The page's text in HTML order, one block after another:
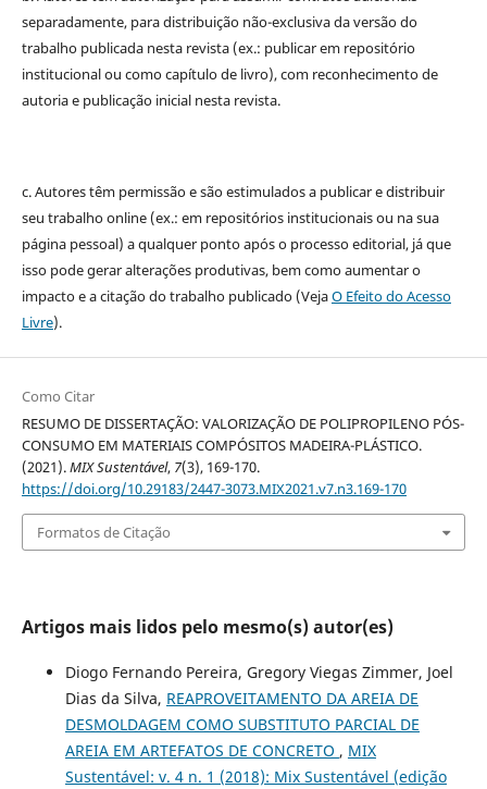
separadamente, para distribuição não-exclusiva da versão do
trabalho publicada nesta revista (ex.: publicar em repositório
institucional ou como capítulo de livro), com reconhecimento de
autoria e publicação inicial nesta revista.
c. Autores têm permissão e são estimulados a publicar e distribuir
seu trabalho online (ex.: em repositórios institucionais ou na sua
página pessoal) a qualquer ponto após o processo editorial, já que
isso pode gerar alterações produtivas, bem como aumentar o
impacto e a citação do trabalho publicado (VejaO Efeito do Acesso
Livre).
Como Citar
RESUMO DE DISSERTAÇÃO: VALORIZAÇÃO DE POLIPROPILENO PÓS-
CONSUMO EM MATERIAIS COMPÓSITOS MADEIRA-PLÁSTICO.
(2021).MIX Sustentável, 7(3), 169-170.
https://doi.org/10.29183/2447-3073.MIX2021.v7.n3.169-170
Formatos de Citação
Artigos mais lidos pelo mesmo(s) autor(es)
Diogo Fernando Pereira, Gregory Viegas Zimmer, Joel
Dias da Silva, REAPROVEITAMENTO DA AREIA DE
DESMOLDAGEM COMO SUBSTITUTO PARCIAL DE
AREIA EM ARTEFATOS DE CONCRETO , MIX
Sustentável: v. 4 n. 1 (2018): Mix Sustentável (edição